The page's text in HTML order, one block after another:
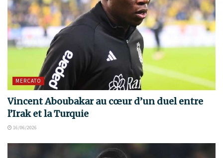
MERCATO
Vincent Aboubakar au cœur d’un duel entre
l’Irak et la Turquie
16/06/2026